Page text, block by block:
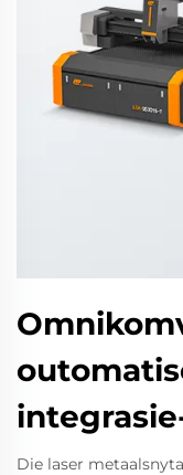
Die laser